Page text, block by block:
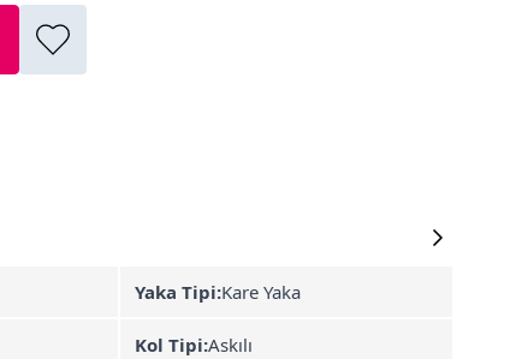
Yaka Tipi:Kare Yaka
Kol Tipi:Askılı